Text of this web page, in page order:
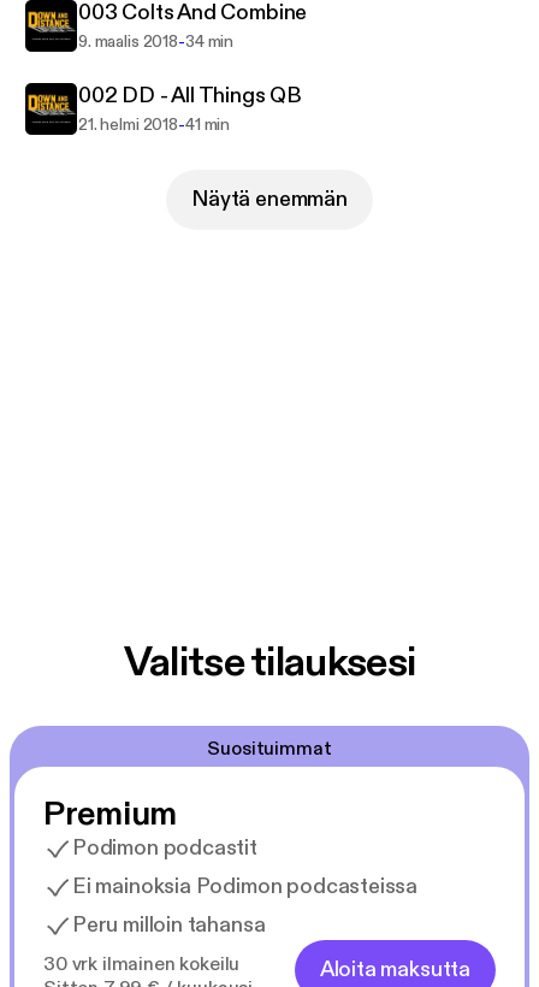
003 Colts And Combine
9. maalis 2018-34 min
002 DD - All Things QB
21. helmi 2018-41 min
Näytä enemmän
Valitse tilauksesi
Suosituimmat
Premium
Podimon podcastit
Ei mainoksia Podimon podcasteissa
Peru milloin tahansa
30 vrk ilmainen kokeilu
Aloita maksutta